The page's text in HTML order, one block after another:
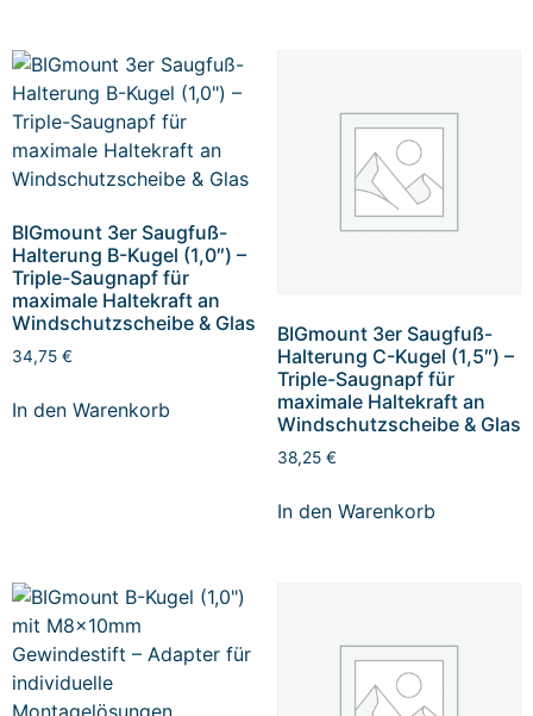
BIGmount 3er Saugfuß-
Halterung B-Kugel (1,0″) –
Triple-Saugnapf für
maximale Haltekraft an
Windschutzscheibe & Glas
34,75 €
In den Warenkorb
BIGmount 3er Saugfuß-
Halterung C-Kugel (1,5″) –
Triple-Saugnapf für
maximale Haltekraft an
Windschutzscheibe & Glas
38,25 €
In den Warenkorb